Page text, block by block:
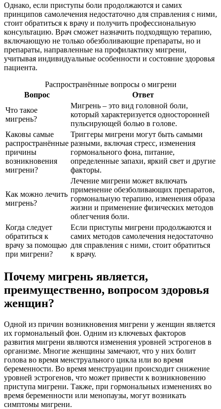
Однако, если приступы боли продолжаются и самих
принципов самолечения недостаточно для справления с ними,
стоит обратиться к врачу и получить профессиональную
консультацию. Врач сможет назначить подходящую терапию,
включающую не только обезболивающие препараты, но и
препараты, направленные на профилактику мигрени,
учитывая индивидуальные особенности и состояние здоровья
пациента.
Распространённые вопросы о мигрени
Вопрос
Ответ
Что такое
мигрень?
Мигрень – это вид головной боли,
который характеризуется односторонней
пульсирующей болью в голове.
Каковы самые
распространённые
причины
возникновения
мигрени?
Триггеры мигрени могут быть самыми
разными, включая стресс, изменения
гормонального фона, питание,
определенные запахи, яркий свет и другие
факторы.
Как можно лечить
мигрень?
Лечение мигрени может включать
применение обезболивающих препаратов,
гормональную терапию, изменения образа
жизни и применение физических методов
облегчения боли.
Когда следует
обратиться к
врачу за помощью
при мигрени?
Если приступы мигрени продолжаются и
самих методов самолечения недостаточно
для справления с ними, стоит обратиться
к врачу.
Почему мигрень является,
преимущественно, вопросом здоровья
женщин?
Одной из причин возникновения мигрени у женщин является
их гормональный фон. Одним из ключевых факторов
развития мигрени являются изменения уровней эстрогенов в
организме. Многие женщины замечают, что у них болит
голова во время менструального цикла или во время
беременности. Во время менструации происходит снижение
уровней эстрогенов, что может привести к возникновению
приступа мигрени. Также, при гормональных изменениях во
время беременности или менопаузы, могут возникать
симптомы мигрени.